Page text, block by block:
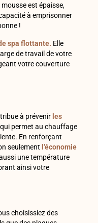
est épaisse,
à emprisonner
!
spa flottante. Elle
de travail de votre
votre couverture
à prévenir les
permet au chauffage
En renforçant
seulement l’économie
une température
ainsi votre
choisissiez des